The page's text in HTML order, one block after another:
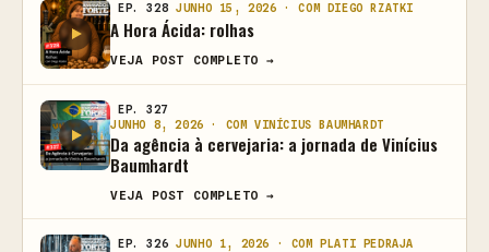
EP. 328 JUNHO 15, 2026 · COM DIEGO RZATKI
A Hora Ácida: rolhas
VEJA POST COMPLETO →
EP. 327
JUNHO 8, 2026 · COM VINÍCIUS BAUMHARDT
Da agência à cervejaria: a jornada de Vinícius
Baumhardt
VEJA POST COMPLETO →
EP. 326 JUNHO 1, 2026 · COM PLATI PEDRAJA